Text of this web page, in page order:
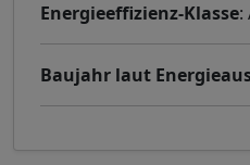
Energieeffizienz-Klasse:
Baujahr laut